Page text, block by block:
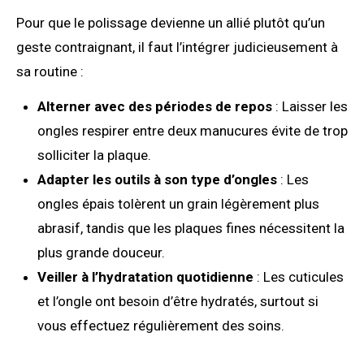
Pour que le polissage devienne un allié plutôt qu’un
geste contraignant, il faut l’intégrer judicieusement à
sa routine :
Alterner avec des périodes de repos: Laisser les
ongles respirer entre deux manucures évite de trop
solliciter la plaque.
Adapter les outils à son type d’ongles: Les
ongles épais tolèrent un grain légèrement plus
abrasif, tandis que les plaques fines nécessitent la
plus grande douceur.
Veiller à l’hydratation quotidienne : Les cuticules
et l’ongle ont besoin d’être hydratés, surtout si
vous effectuez régulièrement des soins.